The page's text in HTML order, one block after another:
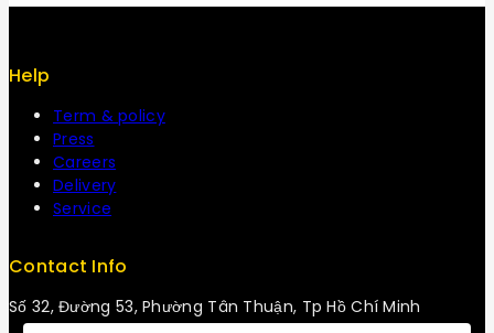
Help
Term & policy
Press
Careers
Delivery
Service
Contact Info
Số 32, Đường 53, Phường Tân Thuận, Tp Hồ Chí Minh